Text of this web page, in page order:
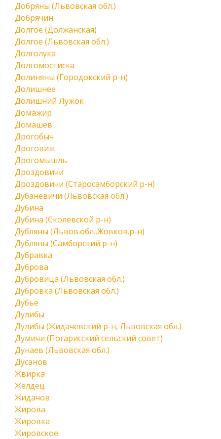
Добряны (Львовская обл.)
Добрячин
Долгое (Должанская)
Долгое (Львовская обл.)
Долголука
Долгомостиска
Долиняны (Городокский р-н)
Долишнее
Долишний Лужок
Домажир
Домашев
Дрогобыч
Дроговиж
Дрогомышль
Дроздовичи
Дроздовичи (Старосамборский р-н)
Дубаневичи (Львовская обл.)
Дубина
Дубина (Сколевской р-н)
Дубляны (Львов.обл.,Жовков.р-н)
Дубляны (Самборский р-н)
Дубравка
Дуброва
Дубровица (Львовская обл.)
Дубровка (Львовская обл.)
Дубье
Дулибы
Дулибы (Жидачевский р-н, Львовская обл.)
Думичи (Погарисский сельский совет)
Дунаев (Львовская обл.)
Дусанов
Жвирка
Желдец
Жидачов
Жирова
Жировка
Жировское